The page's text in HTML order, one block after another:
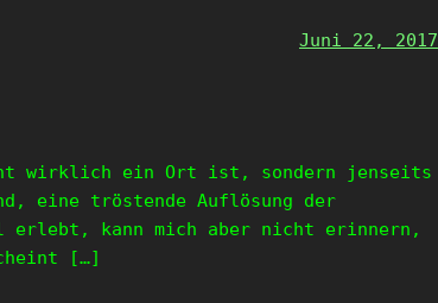
Juni 22, 2017
wirklich ein Ort ist, sondern jenseits
eine tröstende Auflösung der
erlebt, kann mich aber nicht erinnern,
[…]